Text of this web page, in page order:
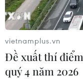
tâm thủ đô, Tổng
chứng cho thấy
chịu khuất phục
vietnamplus.vn
Đề xuất thí
quý 4 năm 2026